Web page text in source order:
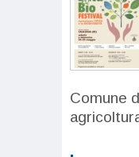
Comune